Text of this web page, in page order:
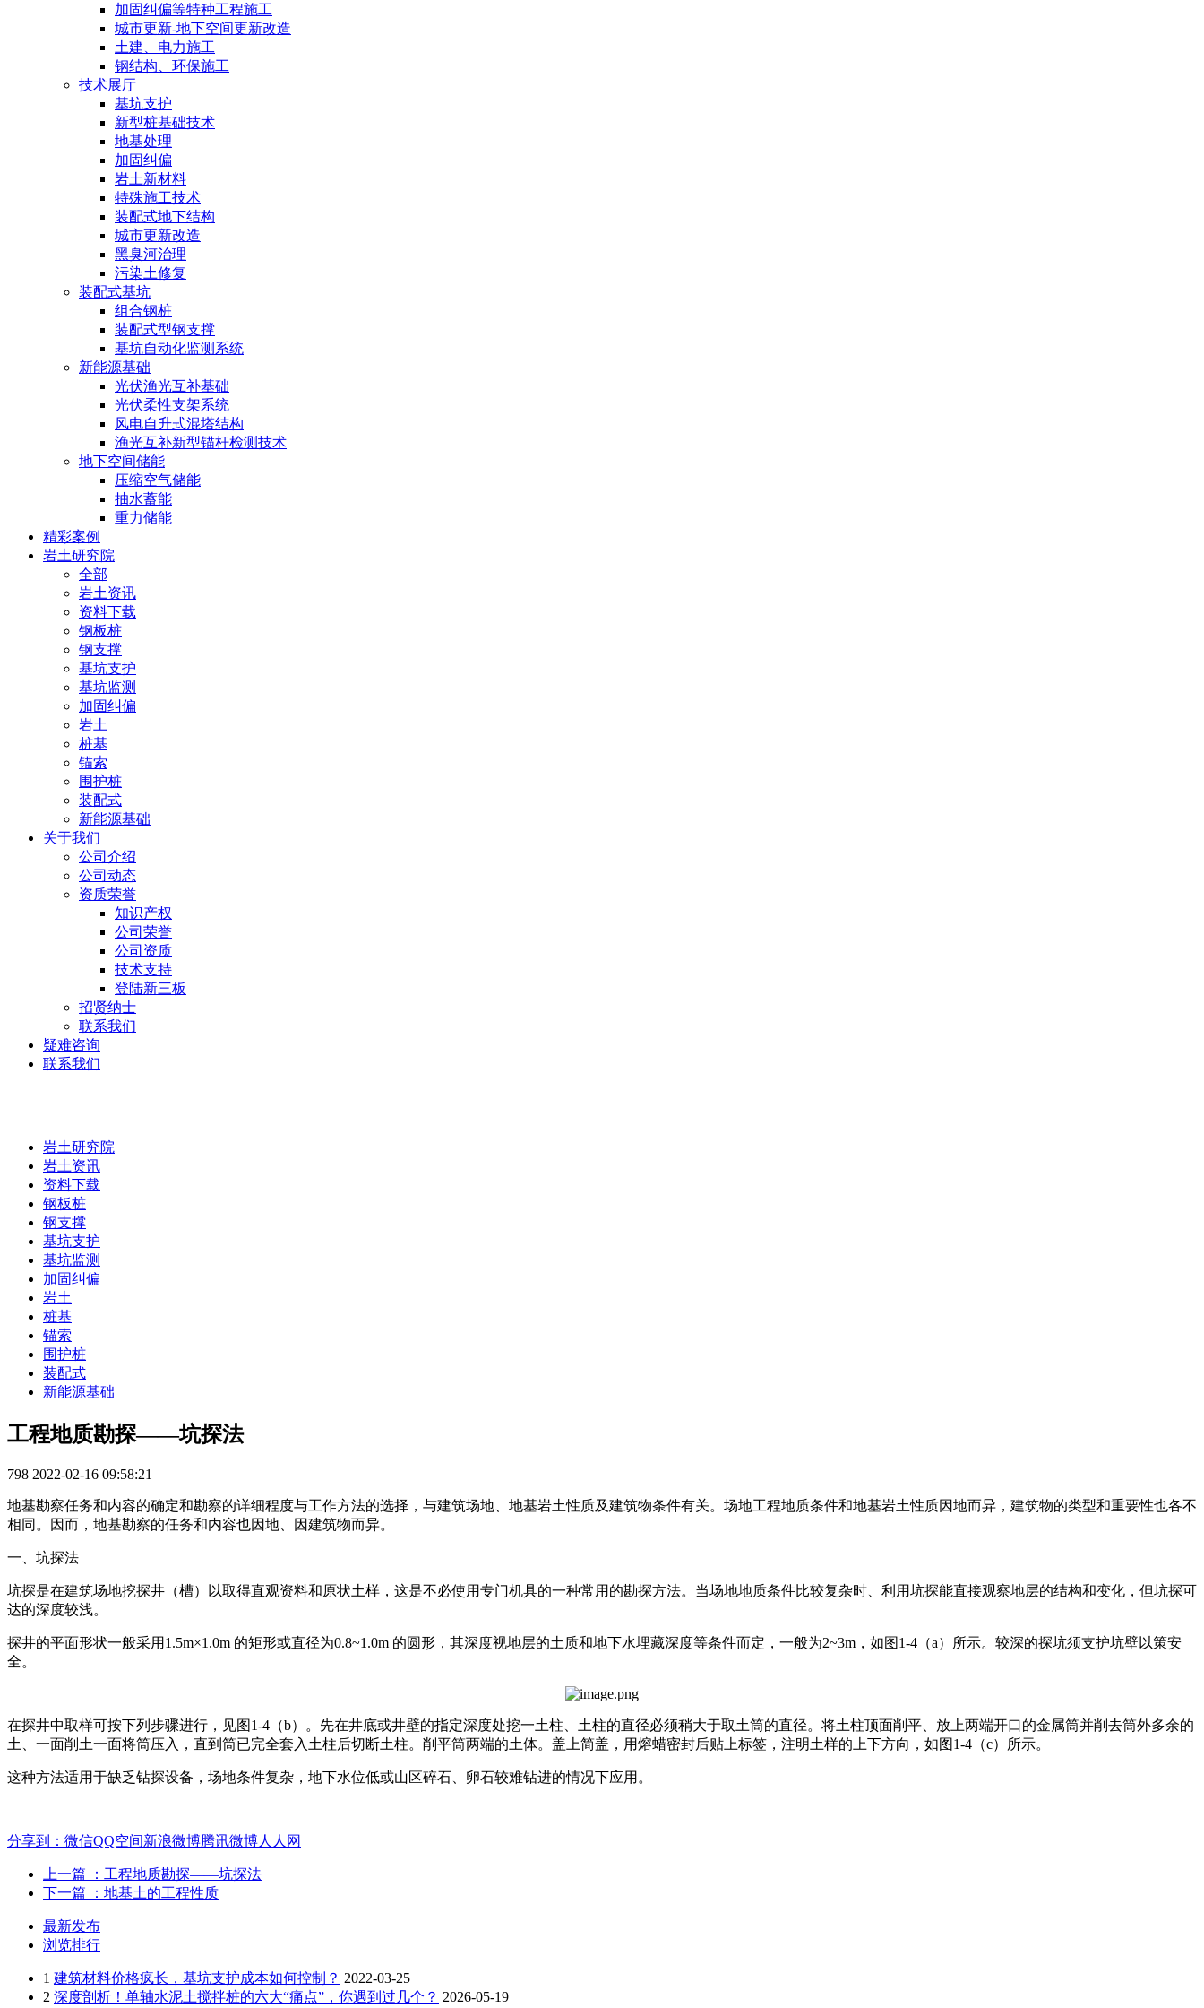
加固纠偏等特种工程施工
城市更新-地下空间更新改造
土建、电力施工
钢结构、环保施工
技术展厅
基坑支护
新型桩基础技术
地基处理
加固纠偏
岩土新材料
特殊施工技术
装配式地下结构
城市更新改造
黑臭河治理
污染土修复
装配式基坑
组合钢桩
装配式型钢支撑
基坑自动化监测系统
新能源基础
光伏渔光互补基础
光伏柔性支架系统
风电自升式混塔结构
渔光互补新型锚杆检测技术
地下空间储能
压缩空气储能
抽水蓄能
重力储能
精彩案例
岩土研究院
全部
岩土资讯
资料下载
钢板桩
钢支撑
基坑支护
基坑监测
加固纠偏
岩土
桩基
锚索
围护桩
装配式
新能源基础
关于我们
公司介绍
公司动态
资质荣誉
知识产权
公司荣誉
公司资质
技术支持
登陆新三板
招贤纳士
联系我们
疑难咨询
联系我们
岩土研究院
岩土资讯
资料下载
钢板桩
钢支撑
基坑支护
基坑监测
加固纠偏
岩土
桩基
锚索
围护桩
装配式
新能源基础
工程地质勘探——坑探法
798 2022-02-16 09:58:21
地基勘察任务和内容的确定和勘察的详细程度与工作方法的选择，与建筑场地、地基岩土性质及建筑物条件有关。场地工程地质条件和地基岩土性质因地而异，建筑物的类型和重要性也各不
相同。因而，地基勘察的任务和内容也因地、因建筑物而异。
一、坑探法
坑探是在建筑场地挖探井（槽）以取得直观资料和原状土样，这是不必使用专门机具的一种常用的勘探方法。当场地地质条件比较复杂时、利用坑探能直接观察地层的结构和变化，但坑探可
达的深度较浅。
探井的平面形状一般采用1.5m×1.0m 的矩形或直径为0.8~1.0m 的圆形，其深度视地层的土质和地下水埋藏深度等条件而定，一般为2~3m，如图1-4（a）所示。较深的探坑须支护坑壁以策安
全。
在探井中取样可按下列步骤进行，见图1-4（b）。先在井底或井壁的指定深度处挖一土柱、土柱的直径必须稍大于取土筒的直径。将土柱顶面削平、放上两端开口的金属筒并削去筒外多余的
土、一面削土一面将筒压入，直到筒已完全套入土柱后切断土柱。削平筒两端的土体。盖上简盖，用熔蜡密封后贴上标签，注明土样的上下方向，如图1-4（c）所示。
这种方法适用于缺乏钻探设备，场地条件复杂，地下水位低或山区碎石、卵石较难钻进的情况下应用。
分享到： 微信QQ空间新浪微博腾讯微博人人网
上一篇
：工程地质勘探——坑探法
下一篇
：地基土的工程性质
最新发布
浏览排行
1 建筑材料价格疯长，基坑支护成本如何控制？ 2022-03-25
2 深度剖析！单轴水泥土搅拌桩的六大“痛点”，你遇到过几个？ 2026-05-19